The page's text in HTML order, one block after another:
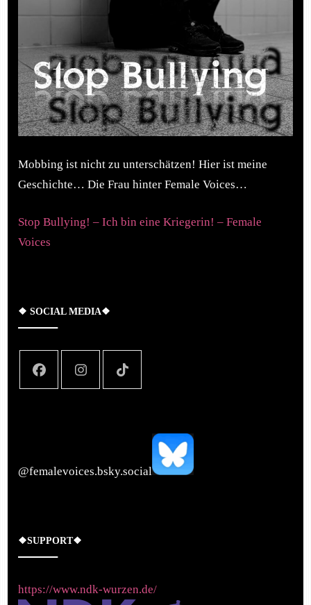
Mobbing ist nicht zu unterschätzen! Hier ist meine
Geschichte… Die Frau hinter Female Voices…
Stop Bullying! – Ich bin eine Kriegerin! – Female
Voices
❖ SOCIAL MEDIA❖
‪@femalevoices.bsky.social‬
❖SUPPORT❖
https://www.ndk-wurzen.de/